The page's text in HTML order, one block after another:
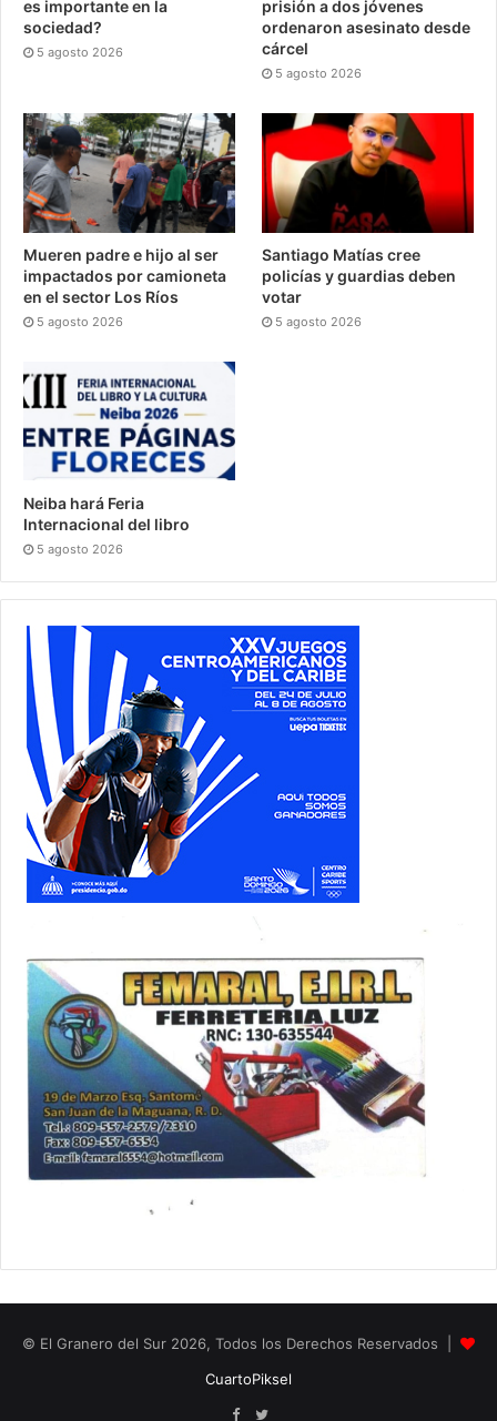
es importante en la
sociedad?
5 agosto 2026
prisión a dos jóvenes
ordenaron asesinato desde
cárcel
5 agosto 2026
Mueren padre e hijo al ser
impactados por camioneta
en el sector Los Ríos
5 agosto 2026
Santiago Matías cree
policías y guardias deben
votar
5 agosto 2026
Neiba hará Feria
Internacional del libro
5 agosto 2026
© El Granero del Sur 2026, Todos los Derechos Reservados |
CuartoPiksel